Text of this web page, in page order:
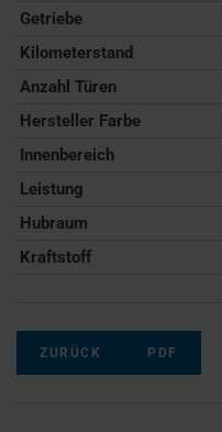
Getriebe
Kilometerstand
Anzahl Türen
Hersteller Farbe
Innenbereich
Leistung
Hubraum
Kraftstoff
ZURÜCK PDF